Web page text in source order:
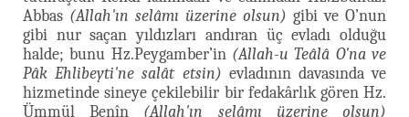
Abbas (Allah'ın selâmı üzerine olsun) gibi ve O’nun
gibi nur saçan yıldızları andıran üç evladı olduğu
halde; bunu Hz.Peygamber’in (Allah-u Teâlâ O'na ve
Pâk Ehlibeyti'ne salât etsin) evladının davasında ve
hizmetinde sineye çekilebilir bir fedakârlık gören Hz.
Ümmül Benîn (Allah'ın selâmı üzerine olsun)